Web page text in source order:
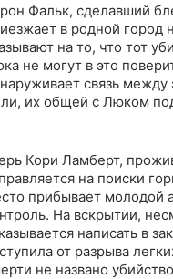
Фальк, сделавший
в родной город
на то, что тот
не могут в это
связь
их общей с Люком
Кори Ламберт,
на поиски
прибывает молодой
На вскрытии,
написать в
от разрыва
не названо